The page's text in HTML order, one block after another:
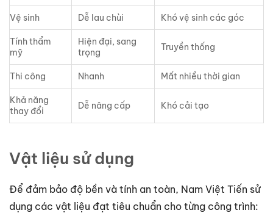
Vệ sinh Dễ lau chùi Khó vệ sinh các góc
Tính thẩm
mỹ
Hiện đại, sang
trọng
Truyền thống
Thi công Nhanh Mất nhiều thời gian
Khả năng
thay đổi
Dễ nâng cấp Khó cải tạo
Vật liệu sử dụng
Để đảm bảo độ bền và tính an toàn, Nam Việt Tiến sử
dụng các vật liệu đạt tiêu chuẩn cho từng công trình: